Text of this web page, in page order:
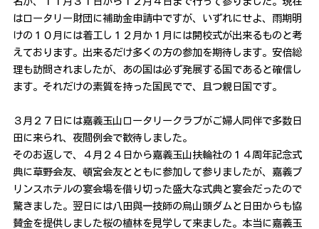
はロータリー財団に補助金申請中ですが、いずれにせよ、雨期明
けの１０月には着工し１２月か１月には開校式が出来るものと考
えております。出来るだけ多くの方の参加を期待します。安倍総
理も訪問されましたが、あの国は必ず発展する国であると確信し
ます。それだけの素質を持った国民でで、且つ親日国です。
３月２７日には嘉義玉山ロータリークラブがご婦人同伴で多数日
田に来られ、夜間例会で歓待しました。
そのお返しで、４月２４日から嘉義玉山扶輪社の１４周年記念式
典に草野会友、頓宮会友とともに参加して参りましたが、嘉義プ
リンスホテルの宴会場を借り切った盛大な式典と宴会だったので
驚きました。翌日には八田與一技師の烏山頭ダムと日田からも協
賛金を提供しました桜の植林を見学して来ました。本当に嘉義玉